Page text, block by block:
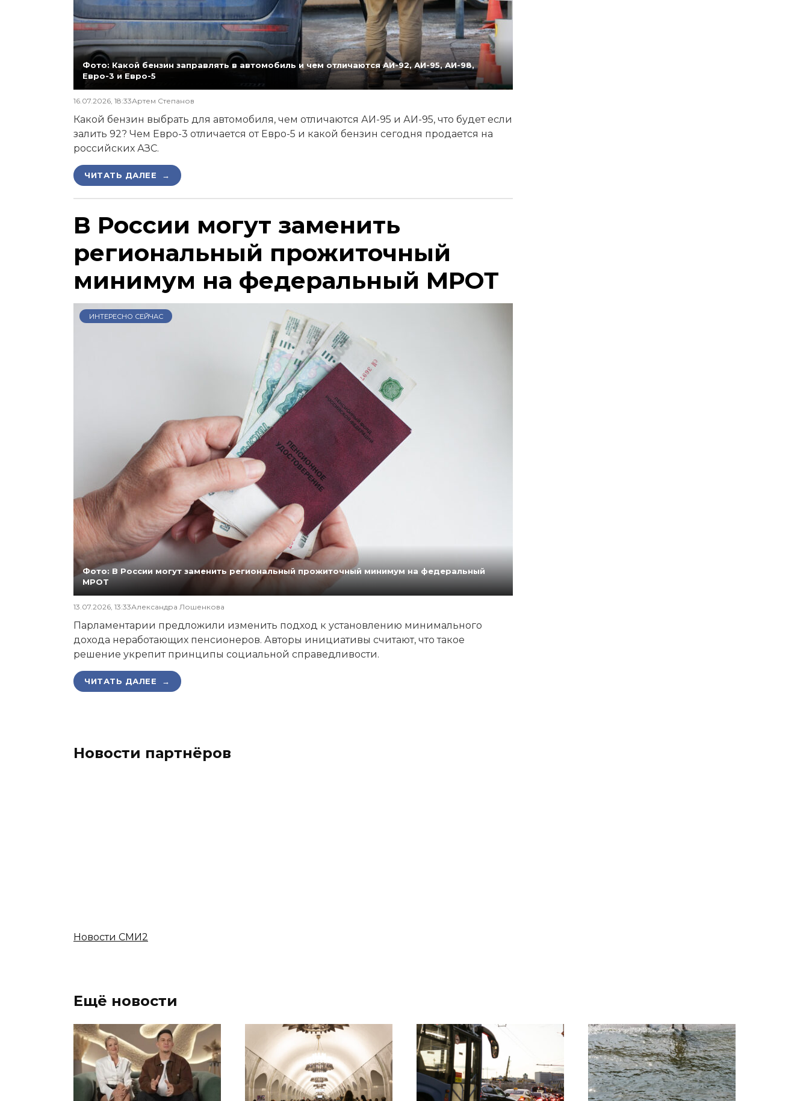
Фото: Какой бензин заправлять в автомобиль и чем отличаются АИ-92, АИ-95, АИ-98,
Евро-3 и Евро-5
16.07.2026, 18:33Артем Степанов
Какой бензин выбрать для автомобиля, чем отличаются АИ-95 и АИ-95, что будет если
залить 92? Чем Евро-3 отличается от Евро-5 и какой бензин сегодня продается на
российских АЗС.
ЧИТАТЬ ДАЛЕЕ →
В России могут заменить
региональный прожиточный
минимум на федеральный МРОТ
ИНТЕРЕСНО СЕЙЧАС
Фото: В России могут заменить региональный прожиточный минимум на федеральный
МРОТ
13.07.2026, 13:33Александра Лошенкова
Парламентарии предложили изменить подход к установлению минимального
дохода неработающих пенсионеров. Авторы инициативы считают, что такое
решение укрепит принципы социальной справедливости.
ЧИТАТЬ ДАЛЕЕ →
Новости партнёров
Новости СМИ2
Ещё новости